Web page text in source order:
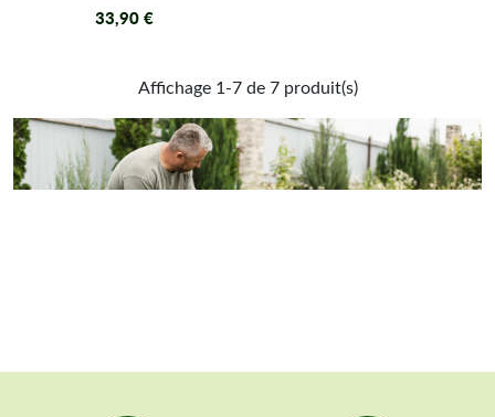
33,90 €
Affichage 1-7 de 7 produit(s)